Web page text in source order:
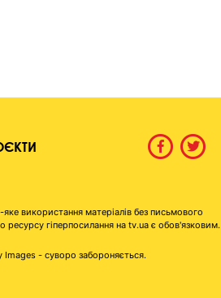
використання матеріалів без письмового
гіперпосилання на tv.ua є обов'язковим.
Images - суворо забороняється.